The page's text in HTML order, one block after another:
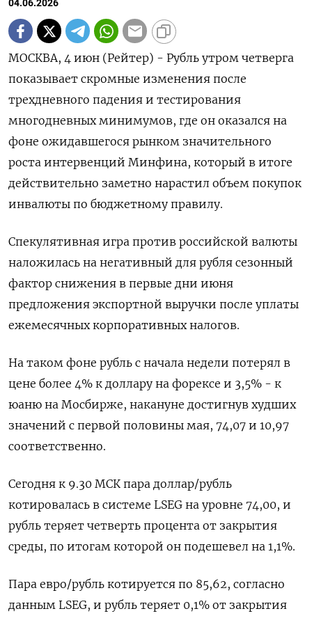
04.06.2026
МОСКВА, 4 июн (Рейтер) - Рубль утром четверга
показывает скромные изменения после
трехдневного падения и тестирования
многодневных минимумов, где он оказался на
фоне ожидавшегося рынком значительного
роста интервенций Минфина, который в итоге
действительно заметно нарастил объем покупок
инвалюты по бюджетному правилу.
Спекулятивная игра против российской валюты
наложилась на негативный для ‌рубля сезонный
фактор снижения в первые дни июня
предложения экспортной выручки после уплаты
ежемесячных корпоративных налогов.
На таком фоне рубль с начала недели потерял в
цене более 4% к доллару на форексе и 3,5% - к
юаню на Мосбирже, накануне достигнув худших
значений с первой половины ​мая, 74,07 и 10,97
соответственно.
Сегодня к 9.30 ​МСК пара доллар/рубль
котировалась в системе LSEG на ​уровне 74,00, ⁠и
рубль теряет четверть процента от закрытия
среды, по итогам которой он подешевел на 1,1%.
Пара ‌евро/рубль котируется по 85,62, согласно
данным LSEG, и рубль теряет ‌0,1% от закрытия